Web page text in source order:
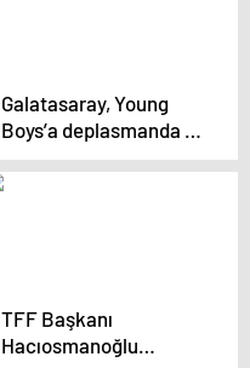
Galatasaray, Young
Boys’a deplasmanda 3-
2 mağlup oldu
TFF Başkanı
Hacıosmanoğlu